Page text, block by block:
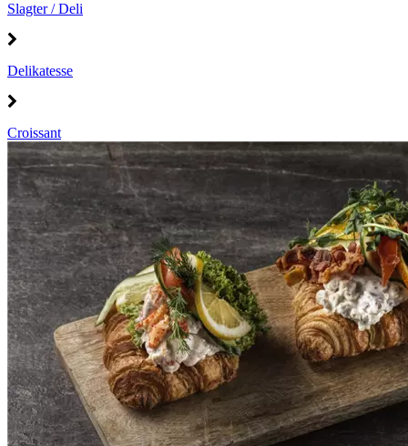
Slagter / Deli
Delikatesse
Croissant